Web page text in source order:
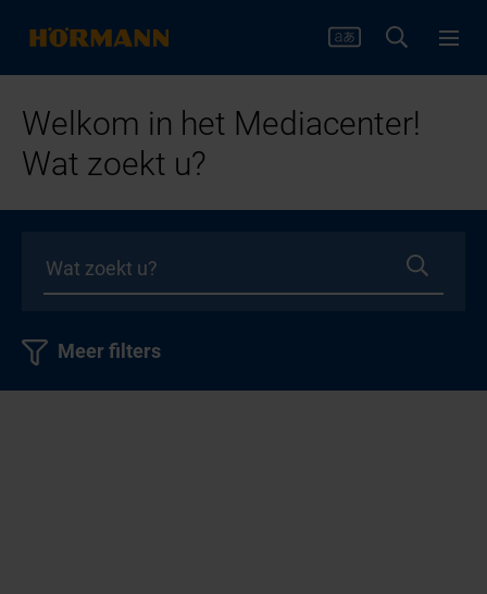
Welkom in het Mediacenter!
Wat zoekt u?
Meer filters